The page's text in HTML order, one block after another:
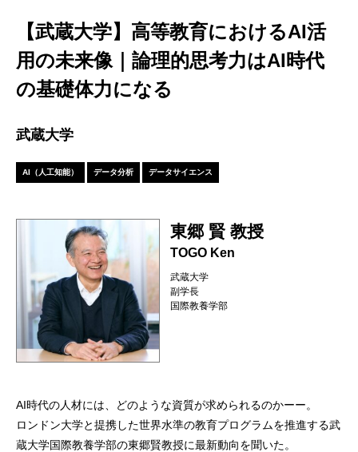
【武蔵大学】高等教育におけるAI活
用の未来像｜論理的思考力はAI時代
の基礎体力になる
武蔵大学
AI（人工知能） データ分析 データサイエンス
東郷 賢 教授
TOGO Ken
武蔵大学
副学長
国際教養学部
AI時代の人材には、どのような資質が求められるのかーー。
ロンドン大学と提携した世界水準の教育プログラムを推進する武
蔵大学国際教養学部の東郷賢教授に最新動向を聞いた。